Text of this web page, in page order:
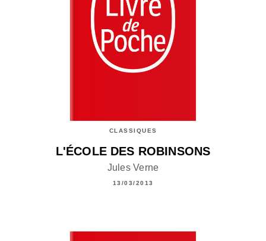
CLASSIQUES
L'ÉCOLE DES ROBINSONS
Jules Verne
13/03/2013